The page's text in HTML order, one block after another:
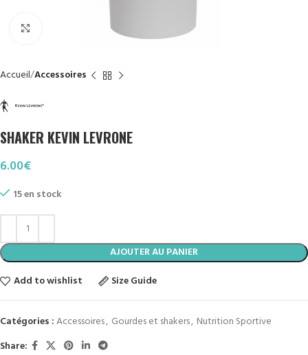
Accueil Accessoires
SHAKER KEVIN LEVRONE
6.00€
15 en stock
AJOUTER AU PANIER
Add to wishlist
Size Guide
Catégories :Accessoires, Gourdes et shakers, Nutrition Sportive
Share: